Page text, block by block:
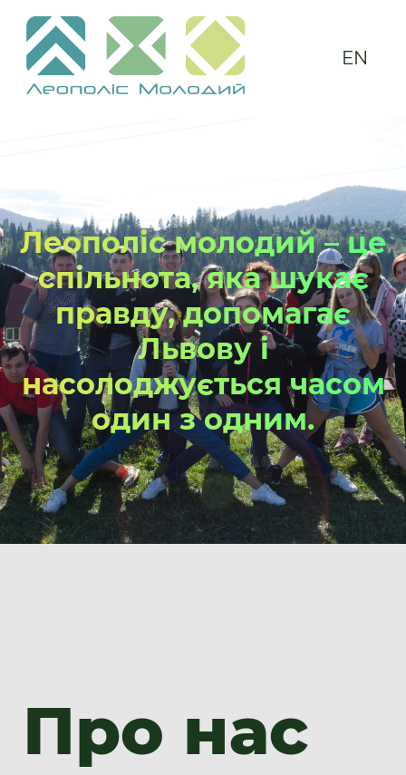
EN
Леополіс молодий – це
спільнота, яка шукає
правду, допомагає
Львову і
насолоджується часом
один з одним.
Про нас